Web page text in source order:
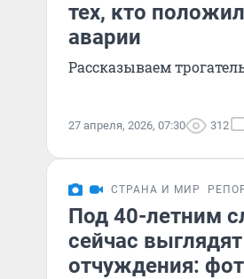
тех, кто
аварии
Рассказываем
27 апреля, 2026, 07:30 312
СТРАНА И МИР
Под 40-летним
сейчас
отчуждения: